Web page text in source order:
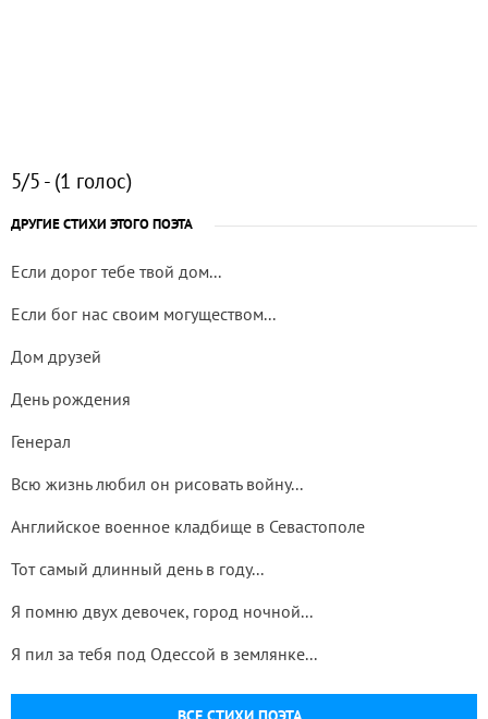
5/5 - (1 голос)
ДРУГИЕ СТИХИ ЭТОГО ПОЭТА
Если дорог тебе твой дом...
Если бог нас своим могуществом...
Дом друзей
День рождения
Генерал
Всю жизнь любил он рисовать войну...
Английское военное кладбище в Севастополе
Тот самый длинный день в году...
Я помню двух девочек, город ночной...
Я пил за тебя под Одессой в землянке...